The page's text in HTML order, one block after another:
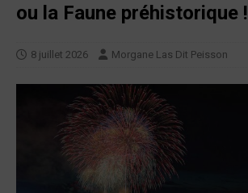
ou la Faune préhistorique !
8 juillet 2026 Morgane Las Dit Peisson